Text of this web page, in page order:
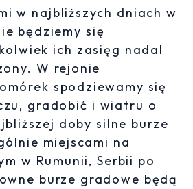
w najbliższych dniach w
będziemy się
ich zasięg nadal
W rejonie
spodziewamy się
gradobić i wiatru o
doby silne burze
miejscami na
w Rumunii, Serbii po
burze gradowe będą